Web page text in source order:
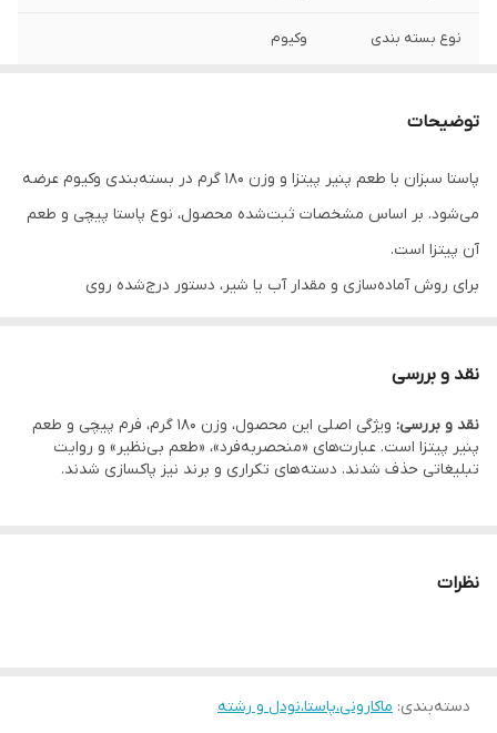
نوع بسته‌ بندی وکیوم
توضیحات
پاستا سبزان با طعم پنیر پیتزا و وزن 180 گرم در بسته‌بندی وکیوم عرضه
می‌شود. بر اساس مشخصات ثبت‌شده محصول، نوع پاستا پیچی و طعم
آن پیتزا است.
برای روش آماده‌سازی و مقدار آب یا شیر، دستور درج‌شده روی
نقد و بررسی
نقد و بررسی:
ویژگی اصلی این محصول، وزن 180 گرم، فرم پیچی و طعم
پنیر پیتزا است. عبارت‌های «منحصربه‌فرد»، «طعم بی‌نظیر» و روایت
تبلیغاتی حذف شدند. دسته‌های تکراری و برند نیز پاکسازی شدند.
نظرات
دسته‌بندی: ماکارونی،پاستا،نودل و رشته